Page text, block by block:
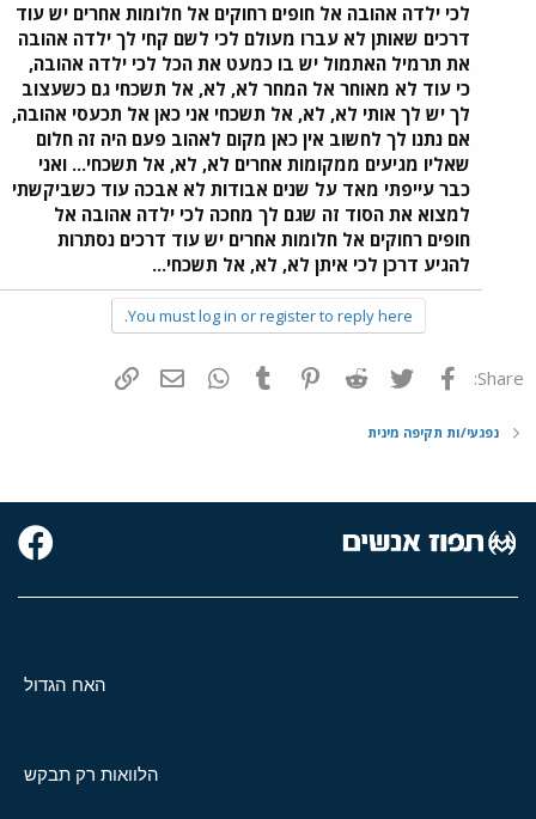
לכי ילדה אהובה אל חופים רחוקים אל חלומות אחרים יש עוד
דרכים שאותן לא עברו מעולם לכי לשם קחי לך ילדה אהובה
את תרמיל האתמול יש בו כמעט את הכל לכי ילדה אהובה,
כי עוד לא מאוחר אל המחר לא, לא, אל תשכחי גם כשעצוב
לך יש לך אותי לא, לא, אל תשכחי אני כאן אל תכעסי אהובה,
אם נתנו לך לחשוב אין כאן מקום לאהוב פעם היה זה חלום
שאליו מגיעים ממקומות אחרים לא, לא, אל תשכחי... ואני
כבר עייפתי מאד על שנים אבודות לא אבכה עוד כשביקשתי
למצוא את הסוד זה שגם לך מחכה לכי ילדה אהובה אל
חופים רחוקים אל חלומות אחרים יש עוד דרכים נסתרות
להגיע דרכן לכי איתן לא, לא, אל תשכחי...
You must log in or register to reply here.
Share: פייסבוק Twitter
Reddit
Pinterest
Tumblr
WhatsAppדואר אלקטרוני
נפגעי/ות תקיפה מינית
האח הגדול
הלוואות רק תבקש